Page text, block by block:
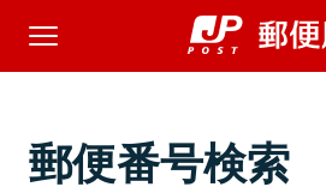
郵便番号検索